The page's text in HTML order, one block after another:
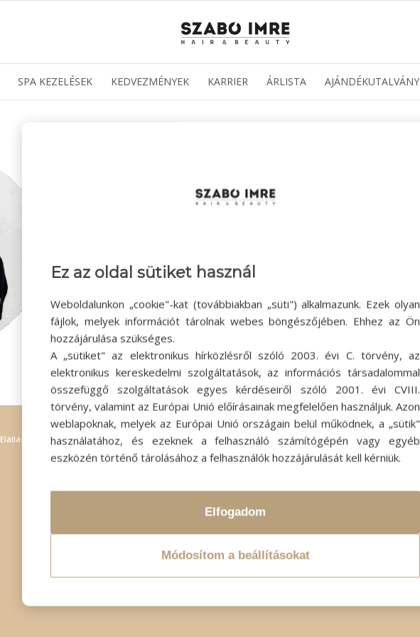
SPA KEZELÉSEK KEDVEZMÉNYEK KARRIER ÁRLISTA AJÁNDÉKUTALVÁNY
Elállás
Ez az oldal sütiket használ
Weboldalunkon „cookie"-kat (továbbiakban „süti") alkalmazunk. Ezek olyan
fájlok, melyek információt tárolnak webes böngészőjében. Ehhez az Ön
hozzájárulása szükséges.
A „sütiket" az elektronikus hírközlésről szóló 2003. évi C. törvény, az
elektronikus kereskedelmi szolgáltatások, az információs társadalommal
összefüggő szolgáltatások egyes kérdéseiről szóló 2001. évi CVIII.
törvény, valamint az Európai Unió előírásainak megfelelően használjuk. Azon
weblapoknak, melyek az Európai Unió országain belül működnek, a „sütik"
használatához, és ezeknek a felhasználó számítógépén vagy egyéb
eszközén történő tárolásához a felhasználók hozzájárulását kell kérniük.
Elfogadom
Módosítom a beállításokat